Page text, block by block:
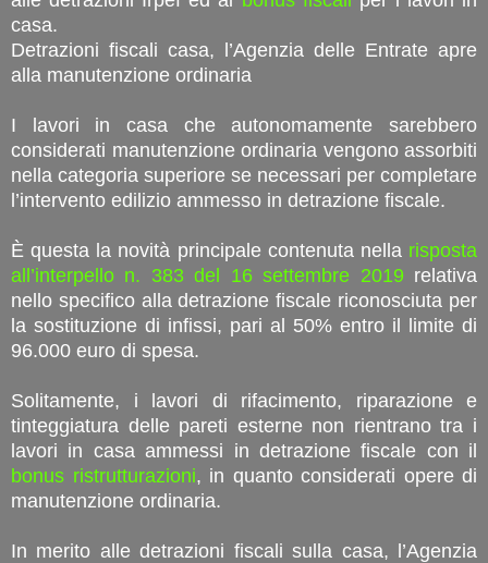
casa.
Detrazioni fiscali casa, l’Agenzia delle Entrate apre
alla manutenzione ordinaria
I lavori in casa che autonomamente sarebbero
considerati manutenzione ordinaria vengono assorbiti
nella categoria superiore se necessari per completare
l’intervento edilizio ammesso in detrazione fiscale.
È questa la novità principale contenuta nella risposta
all’interpello n. 383 del 16 settembre 2019 relativa
nello specifico alla detrazione fiscale riconosciuta per
la sostituzione di infissi, pari al 50% entro il limite di
96.000 euro di spesa.
Solitamente, i lavori di rifacimento, riparazione e
tinteggiatura delle pareti esterne non rientrano tra i
lavori in casa ammessi in detrazione fiscale con il
bonus ristrutturazioni, in quanto considerati opere di
manutenzione ordinaria.
In merito alle detrazioni fiscali sulla casa, l’Agenzia